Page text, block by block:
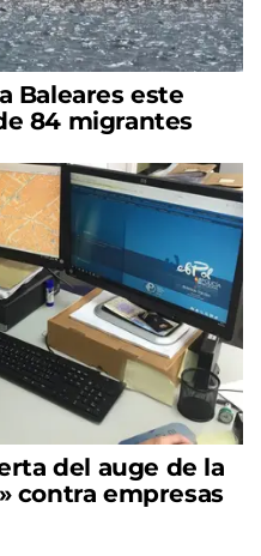
Baleares este
84 migrantes
del auge de la
contra empresas